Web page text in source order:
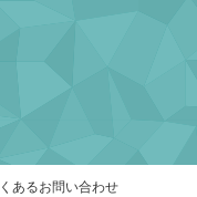
あるお問い合わせ